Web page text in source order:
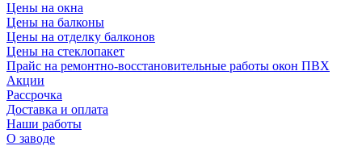
Цены на окна
Цены на балконы
Цены на отделку балконов
Цены на стеклопакет
Прайс на ремонтно-восстановительные работы окон ПВХ
Акции
Рассрочка
Доставка и оплата
Наши работы
О заводе